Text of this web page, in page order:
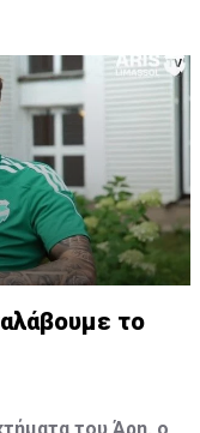
το
του Άρη, ο